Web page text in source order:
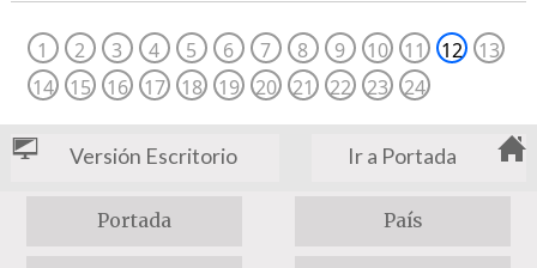
1 2 3 4 5 6 7 8 9 10 11 12 13
14 15 16 17 18 19 20 21 22 23 24
Versión Escritorio Ir a Portada
Portada País